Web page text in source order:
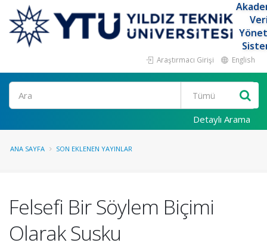
Araştırmacı Girişi English
Ara
Detaylı Arama
ANA SAYFA SON EKLENEN YAYINLAR
Felsefi Bir Söylem Biçimi
Olarak Susku